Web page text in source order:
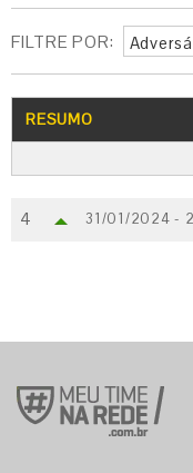
FILTRE POR:
RESUMO
4 31/01/2024 -